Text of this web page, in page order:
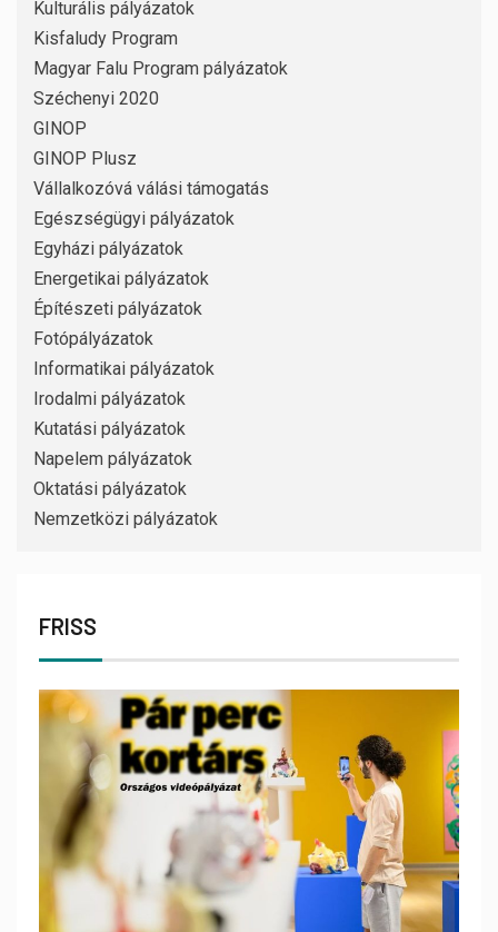
Kulturális pályázatok
Kisfaludy Program
Magyar Falu Program pályázatok
Széchenyi 2020
GINOP
GINOP Plusz
Vállalkozóvá válási támogatás
Egészségügyi pályázatok
Egyházi pályázatok
Energetikai pályázatok
Építészeti pályázatok
Fotópályázatok
Informatikai pályázatok
Irodalmi pályázatok
Kutatási pályázatok
Napelem pályázatok
Oktatási pályázatok
Nemzetközi pályázatok
FRISS